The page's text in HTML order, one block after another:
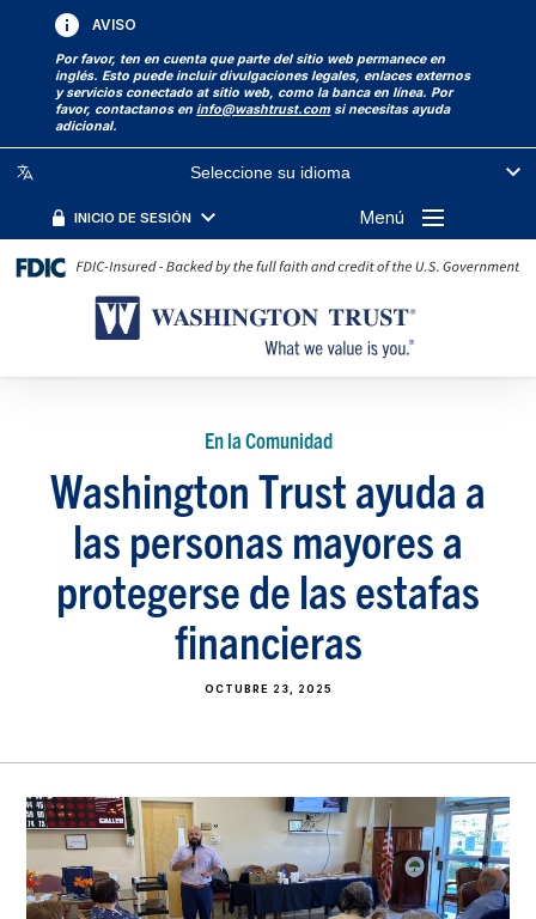
AVISO
Por favor, ten en cuenta que parte del sitio web permanece en
inglés. Esto puede incluir divulgaciones legales, enlaces externos
y servicios conectado at sitio web, como la banca en línea. Por
favor, contactanos eninfo@washtrust.com si necesitas ayuda
adicional.
Seleccione su idioma
INICIO DE SESIÓN Menú
En la Comunidad
Washington Trust ayuda a
las personas mayores a
protegerse de las estafas
financieras
OCTUBRE 23, 2025